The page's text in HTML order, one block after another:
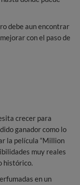
debe aun encontrar
con el paso de
crecer para
ganador como lo
la película “Million
muy reales
histórico.
en un